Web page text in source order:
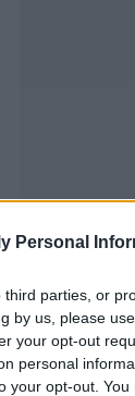
Personal
parties, or
by us, please
your opt-out
personal
your opt-out.